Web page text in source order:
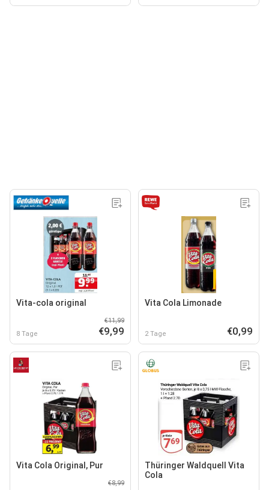
Vita-cola original
8 Tage
€11,99
€9,99
Vita Cola Limonade
2 Tage €0,99
Vita Cola Original, Pur
€8,99
Thüringer Waldquell Vita
Cola